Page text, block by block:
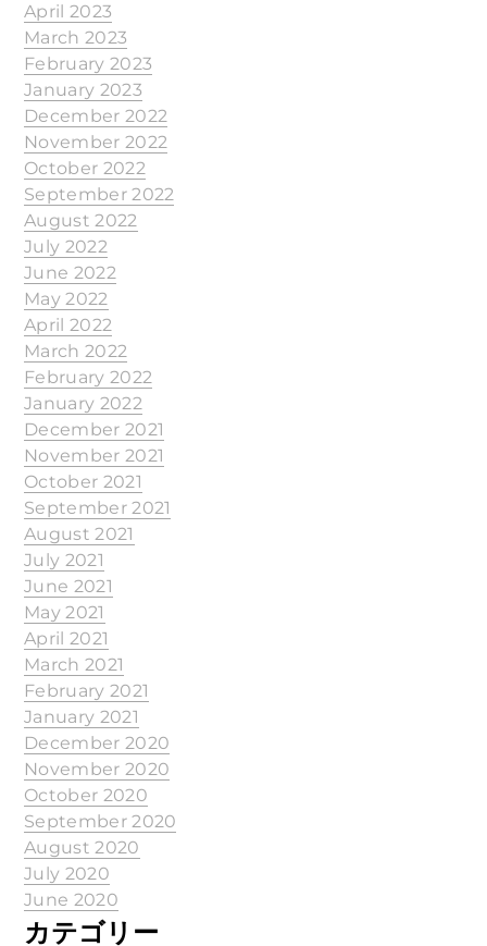
April 2023
March 2023
February 2023
January 2023
December 2022
November 2022
October 2022
September 2022
August 2022
July 2022
June 2022
May 2022
April 2022
March 2022
February 2022
January 2022
December 2021
November 2021
October 2021
September 2021
August 2021
July 2021
June 2021
May 2021
April 2021
March 2021
February 2021
January 2021
December 2020
November 2020
October 2020
September 2020
August 2020
July 2020
June 2020
カテゴリー